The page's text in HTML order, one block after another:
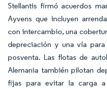
Stellantis firmó acuerdos
Ayvens que incluyen
con intercambio, una
depreciación y una vía
posventa. Las flotas de
Alemania también pilotan
fijas para evitar la carga